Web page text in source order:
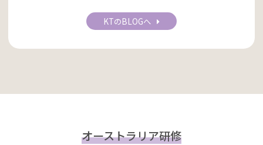
KTのBLOGへ
オーストラリア研修